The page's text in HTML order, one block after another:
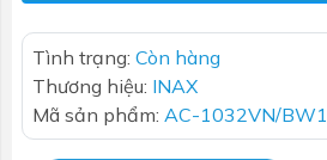
Tình trạng: Còn hàng
Thương hiệu: INAX
Mã sản phẩm: AC-1032VN/BW1